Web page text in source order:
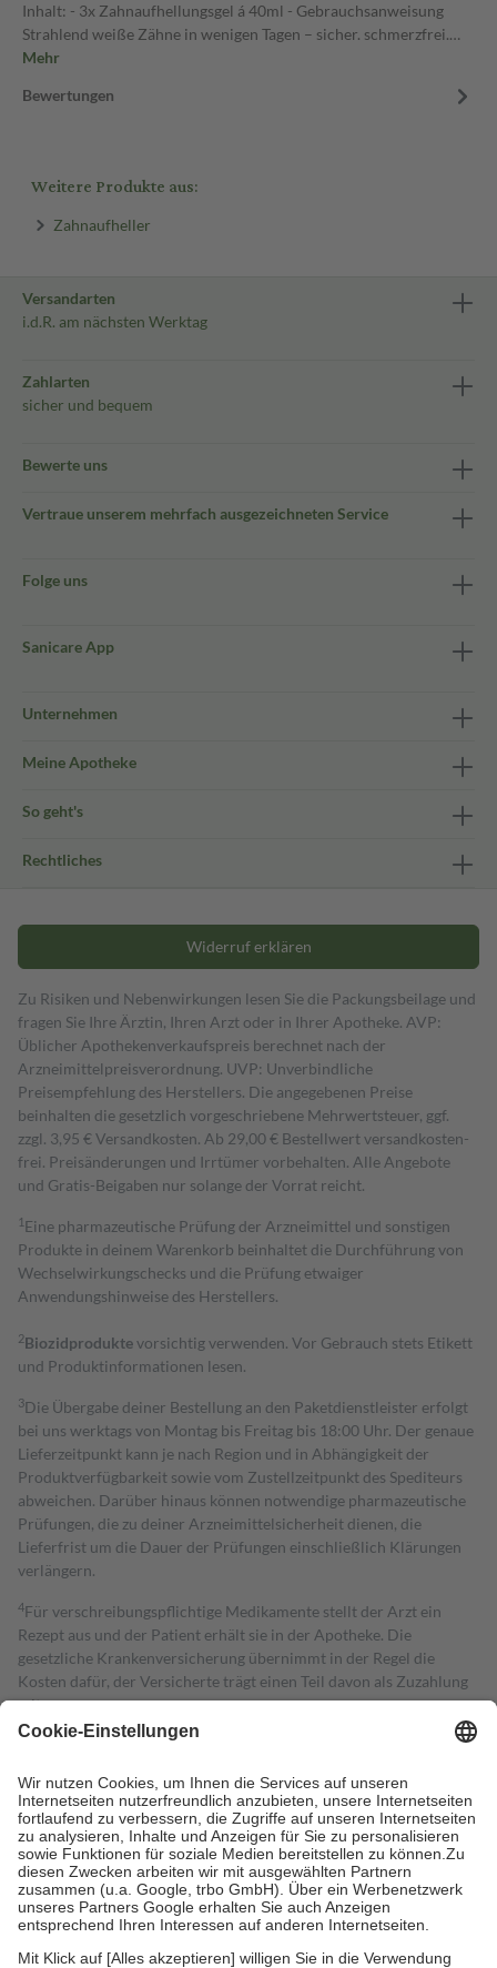
Inhalt: - 3x Zahnaufhellungsgel á 40ml - Gebrauchsanweisung
Strahlend weiße Zähne in wenigen Tagen – sicher. schmerzfrei.…
Mehr
Bewertungen
Weitere Produkte aus:
Zahnaufheller
Versandarten
i.d.R. am nächsten Werktag
Zahlarten
sicher und bequem
Bewerte uns
Vertraue unserem mehrfach ausgezeichneten Service
Folge uns
Sanicare App
Unternehmen
Meine Apotheke
So geht's
Rechtliches
Widerruf erklären
Zu Risiken und Nebenwirkungen lesen Sie die Packungsbeilage und
fragen Sie Ihre Ärztin, Ihren Arzt oder in Ihrer Apotheke. AVP:
Üblicher Apothekenverkaufspreis berechnet nach der
Arzneimittelpreisverordnung. UVP: Unverbindliche
Preisempfehlung des Herstellers. Die angegebenen Preise
beinhalten die gesetzlich vorgeschriebene Mehrwertsteuer, ggf.
zzgl. 3,95 € Versandkosten. Ab 29,00 € Bestell­wert versand­kosten­
frei. Preisänderungen und Irrtümer vorbehalten. Alle Angebote
und Gratis-Beigaben nur solange der Vorrat reicht.
1 Eine pharmazeutische Prüfung der Arzneimittel und sonstigen
Produkte in deinem Warenkorb beinhaltet die Durchführung von
Wechselwirkungschecks und die Prüfung etwaiger
Anwendungshinweise des Herstellers.
2Biozidproduktevorsichtig verwenden. Vor Gebrauch stets Etikett
und Produktinformationen lesen.
3Die Übergabe deiner Bestellung an den Paketdienstleister erfolgt
bei uns werktags von Montag bis Freitag bis 18:00 Uhr. Der genaue
Lieferzeitpunkt kann je nach Region und in Abhängigkeit der
Produktverfügbarkeit sowie vom Zustellzeitpunkt des Spediteurs
abweichen. Darüber hinaus können notwendige pharmazeutische
Prüfungen, die zu deiner Arzneimittelsicherheit dienen, die
Lieferfrist um die Dauer der Prüfungen einschließlich Klärungen
verlängern.
4Für verschreibungspflichtige Medikamente stellt der Arzt ein
Rezept aus und der Patient erhält sie in der Apotheke. Die
gesetzliche Krankenversicherung übernimmt in der Regel die
Kosten dafür, der Versicherte trägt einen Teil davon als Zuzahlung
mit.
Grundsätzlich leisten Mitglieder Zuzahlungen in Höhe von zehn
höchstens zehn Euro.
Es sind jedoch nie mehr als die tatsächlichen
Kosten der Leistung zu entrichten.
Diese Regeln gelten grundsätzlich auch für Online-Apotheken.
Bei Heilmitteln und häuslicher Krankenpflege beträgt die
Zuzahlung zehn Prozent der Kosten sowie zehn Euro je
Verordnung.
Um das Engagement der Versicherten für ihre eigene Gesundheit zu
stärken und die besondere Stellung der Familie zu unterstützen,
fallenkeine Zuzahlungenan bei: